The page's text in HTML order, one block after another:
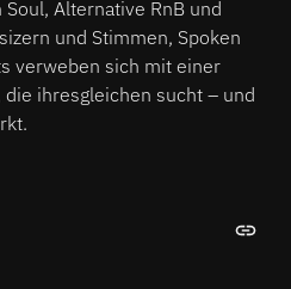
Alternative RnB und
und Stimmen, Spoken
verweben sich mit einer
ihresgleichen sucht – und